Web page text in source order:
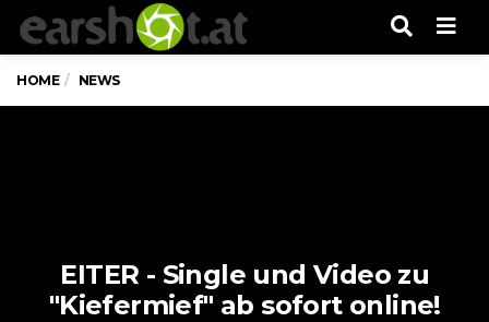
HOME NEWS
EITER - Single und Video zu
"Kiefermief" ab sofort online!